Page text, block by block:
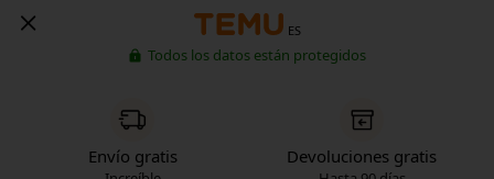
ES
Todos los datos están protegidos
Envío gratis Devoluciones gratis